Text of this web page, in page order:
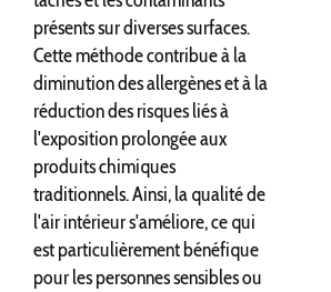
présents sur diverses surfaces.
Cette méthode contribue à la
diminution des allergènes et à la
réduction des risques liés à
l'exposition prolongée aux
produits chimiques
traditionnels. Ainsi, la qualité de
l'air intérieur s'améliore, ce qui
est particulièrement bénéfique
pour les personnes sensibles ou